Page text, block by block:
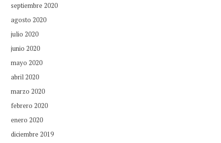
septiembre 2020
agosto 2020
julio 2020
junio 2020
mayo 2020
abril 2020
marzo 2020
febrero 2020
enero 2020
diciembre 2019